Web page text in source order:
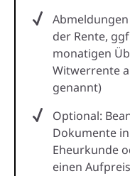
der Rente,
monatigen
Witwerrente
genannt)
Optional:
Dokumente
Eheurkunde
einen